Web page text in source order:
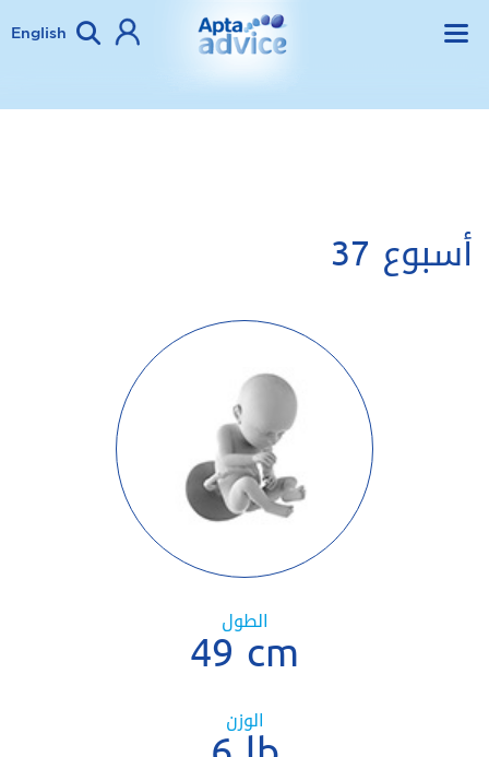
English
أسبوع 37
الطول
49 cm
الوزن